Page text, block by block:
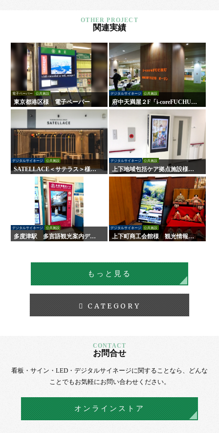
関連実績
電子ペーパー 公共施設
東京都港区様 電子ペーパー
デジタルサイネージ 公共施設
府中天満屋２F「i-coreFUCHU」
様 LED木目ウォール 他
デジタルサイネージ 公共施設
SATELLACE＜サテラス＞様
屋内外サイン・デジタルサイネ
デジタルサイネージ 公共施設
上下地域包括ケア拠点施設様
デジタルサイネージ
デジタルサイネージ 公共施設
多度津駅 多言語観光案内デジ
タルサイネージ
デジタルサイネージ 公共施設
上下町商工会館様 観光情報案
内デジタルサイネージ
もっと見る
CATEGORY
お問合せ
看板・サイン・LED・デジタルサイネージに関することなら、
どんな
ことでもお気軽にお問い合わせください。
オンラインストア